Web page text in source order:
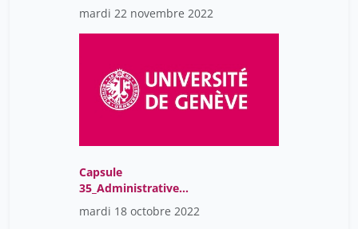
mardi 22 novembre 2022
Capsule
35_Administrative
registers, a goldmine for
researchers
mardi 18 octobre 2022